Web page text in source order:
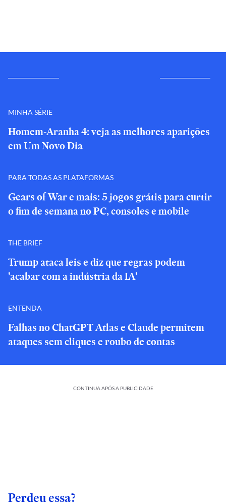
MINHA SÉRIE
Homem-Aranha 4: veja as melhores aparições
em Um Novo Dia
PARA TODAS AS PLATAFORMAS
Gears of War e mais: 5 jogos grátis para curtir
o fim de semana no PC, consoles e mobile
THE BRIEF
Trump ataca leis e diz que regras podem
'acabar com a indústria da IA'
ENTENDA
Falhas no ChatGPT Atlas e Claude permitem
ataques sem cliques e roubo de contas
CONTINUA APÓS A PUBLICIDADE
Perdeu essa?